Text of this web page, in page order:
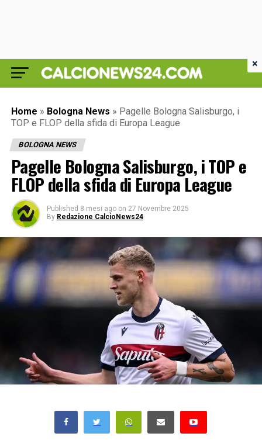
Home » Bologna News » Pagelle Bologna Salisburgo, i
TOP e FLOP della sfida di Europa League
BOLOGNA NEWS
Pagelle Bologna Salisburgo, i TOP e
FLOP della sfida di Europa League
Published 8 mesi ago on 27 Novembre 2025
By Redazione CalcioNews24
×